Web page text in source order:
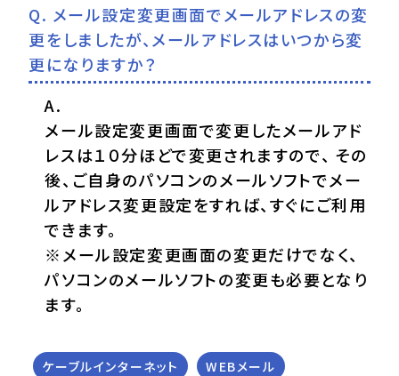
メール設定変更画面でメールアドレスの変
更をしましたが、メールアドレスはいつから変
更になりますか？
メール設定変更画面で変更したメールアド
レスは１０分ほどで変更されますので、 その
後、ご自身のパソコンのメールソフトでメー
ルアドレス変更設定をすれば、すぐにご利用
できます。
※メール設定変更画面の変更だけでなく、
パソコンのメールソフトの変更も必要となり
ます。
ケーブルインターネット WEBメール